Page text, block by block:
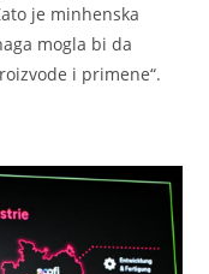
je minhenska
mogla bi da
i primene“.